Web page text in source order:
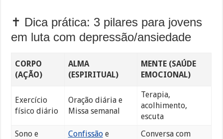
✝️ Dica prática: 3 pilares para jovens
em luta com depressão/ansiedade
CORPO
(AÇÃO)
ALMA
(ESPIRITUAL)
MENTE (SAÚDE
EMOCIONAL)
Exercício
físico diário
Oração diária e
Missa semanal
Terapia,
acolhimento,
escuta
Sono e
Confissãoe
Conversa com